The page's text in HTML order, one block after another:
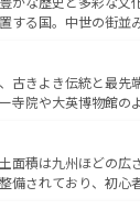
を参照してほしい。
。また、フランスは
パンの発祥地である
ンダー畑など、多彩
外の地域にも魅力が
を運ぶとそれぞれで
きるだろう。 なお、新着のフ
しい。
する国。中世の街並
国は、どこを歩いて
的活気、バイエルン
沿いのワイン畑とい
にはぜひ体験してほしい。
コンテンツ一覧を参
古きよき伝統と最先
寺院や大英博物館の
なる魅力がある。ま
ル好きにはたまらな
だからこそできる体
面積は九州ほどの広
備されており、初心